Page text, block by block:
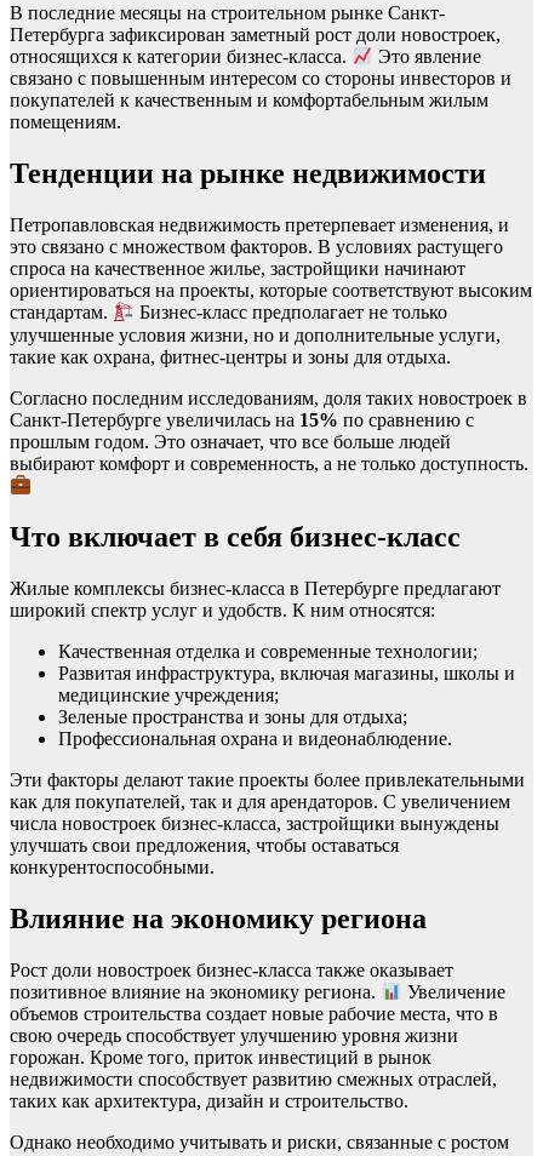
В последние месяцы на строительном рынке Санкт-
Петербурга зафиксирован заметный рост доли новостроек,
относящихся к категории бизнес-класса.
Это явление
связано с повышенным интересом со стороны инвесторов и
покупателей к качественным и комфортабельным жилым
помещениям.
Тенденции на рынке недвижимости
Петропавловская недвижимость претерпевает изменения, и
это связано с множеством факторов. В условиях растущего
спроса на качественное жилье, застройщики начинают
ориентироваться на проекты, которые соответствуют высоким
стандартам.
Бизнес-класс предполагает не только
улучшенные условия жизни, но и дополнительные услуги,
такие как охрана, фитнес-центры и зоны для отдыха.
Согласно последним исследованиям, доля таких новостроек в
Санкт-Петербурге увеличилась на 15% по сравнению с
прошлым годом. Это означает, что все больше людей
выбирают комфорт и современность, а не только доступность.
Что включает в себя бизнес-класс
Жилые комплексы бизнес-класса в Петербурге предлагают
широкий спектр услуг и удобств. К ним относятся:
Качественная отделка и современные технологии;
Развитая инфраструктура, включая магазины, школы и
медицинские учреждения;
Зеленые пространства и зоны для отдыха;
Профессиональная охрана и видеонаблюдение.
Эти факторы делают такие проекты более привлекательными
как для покупателей, так и для арендаторов. С увеличением
числа новостроек бизнес-класса, застройщики вынуждены
улучшать свои предложения, чтобы оставаться
конкурентоспособными.
Влияние на экономику региона
Рост доли новостроек бизнес-класса также оказывает
позитивное влияние на экономику региона.
Увеличение
объемов строительства создает новые рабочие места, что в
свою очередь способствует улучшению уровня жизни
горожан. Кроме того, приток инвестиций в рынок
недвижимости способствует развитию смежных отраслей,
таких как архитектура, дизайн и строительство.
Однако необходимо учитывать и риски, связанные с ростом